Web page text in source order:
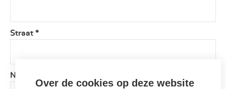
Straat *
Nummer
Over de cookies op deze website